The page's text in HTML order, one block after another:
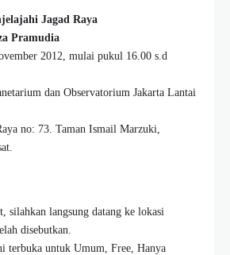
Jagad Raya
Pramudia
2012, mulai pukul 16.00 s.d
dan Observatorium Jakarta Lantai
no: 73. Taman Ismail Marzuki,
silahkan langsung datang ke lokasi
disebutkan.
terbuka untuk Umum, Free, Hanya